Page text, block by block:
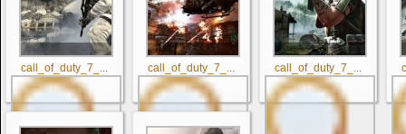
call_of_duty_7_... call_of_duty_7_... call_of_duty_7_...